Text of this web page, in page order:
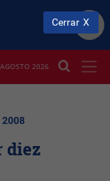
2026
2008
diez
Cerrar